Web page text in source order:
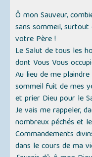
Ô mon Sauveur,
sans sommeil,
votre Père !
Le Salut de tous les
dont Vous Vous
Au lieu de me
sommeil fuit de mes
et prier Dieu pour le
Je vais me rappeler,
nombreux péchés et
Commandements
dans le cours de ma